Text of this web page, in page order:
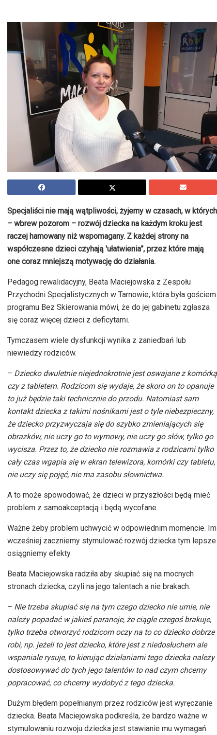
Specjaliści nie mają wątpliwości, żyjemy w czasach, w których
– wbrew pozorom – rozwój dziecka na każdym kroku jest
raczej hamowany niż wspomagany. Z każdej strony na
współczesne dzieci czyhają 'ułatwienia”, przez które mają
one coraz mniejszą motywację do działania.
Pedagog rewalidacyjny, Beata Maciejowska z Zespołu
Przychodni Specjalistycznych w Tarnowie, która była gościem
programu Bez Skierowania mówi, że do jej gabinetu zgłasza
się coraz więcej dzieci z deficytami.
Tymczasem wiele dysfunkcji wynika z zaniedbań lub
niewiedzy rodziców.
– Dziecko dwuletnie niejednokrotnie jest oswajane z komórką
czy z tabletem. Rodzicom się wydaje, że skoro on to opanuje
to już będzie taki technicznie do przodu. Natomiast sam
kontakt dziecka z takimi nośnikami jest o tyle niebezpieczny,
że dziecko przyzwyczaja się do szybko zmieniających się
obrazków, nie uczy go to wymowy, nie uczy go słów, tylko go
wycisza. Przez to, że dziecko nie rozmawia z rodzicami tylko
cały czas wgapia się w ekran telewizora, komórki czy tabletu,
nie uczy się pojęć, nie ma zasobu słownictwa.
A to może spowodować, że dzieci w przyszłości będą mieć
problem z samoakceptacją i będą wycofane.
Ważne żeby problem uchwycić w odpowiednim momencie. Im
wcześniej zaczniemy stymulować rozwój dziecka tym lepsze
osiągniemy efekty.
Beata Maciejowska radziła aby skupiać się na mocnych
stronach dziecka, czyli na jego talentach a nie brakach.
– Nie trzeba skupiać się na tym czego dziecko nie umie, nie
należy popadać w jakieś paranoje, że ciągle czegoś brakuje,
tylko trzeba otworzyć rodzicom oczy na to co dziecko dobrze
robi, np. jeżeli to jest dziecko, które jest z niedosłuchem ale
wspaniale rysuje, to kierując działaniami tego dziecka należy
dostosowywać do tych jego talentów to nad czym chcemy
popracować, co chcemy wydobyć z tego dziecka.
Dużym błędem popełnianym przez rodziców jest wyręczanie
dziecka. Beata Maciejowska podkreśla, że bardzo ważne w
stymulowaniu rozwoju dziecka jest stawianie mu wymagań.